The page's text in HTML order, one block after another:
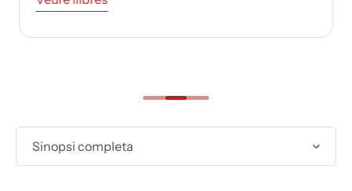
Sinopsi completa